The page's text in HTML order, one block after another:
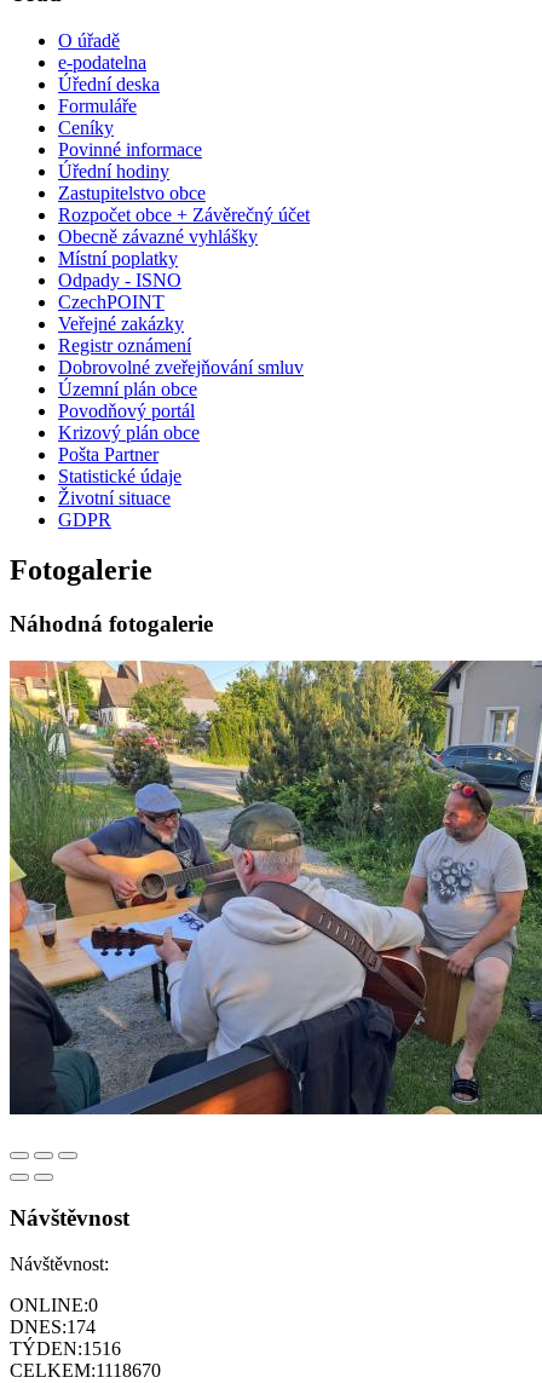
O úřadě
e-podatelna
Úřední deska
Formuláře
Ceníky
Povinné informace
Úřední hodiny
Zastupitelstvo obce
Rozpočet obce + Závěrečný účet
Obecně závazné vyhlášky
Místní poplatky
Odpady - ISNO
CzechPOINT
Veřejné zakázky
Registr oznámení
Dobrovolné zveřejňování smluv
Územní plán obce
Povodňový portál
Krizový plán obce
Pošta Partner
Statistické údaje
Životní situace
GDPR
Fotogalerie
Náhodná fotogalerie
Návštěvnost
Návštěvnost:
ONLINE:0
DNES:174
TÝDEN:1516
CELKEM:1118670